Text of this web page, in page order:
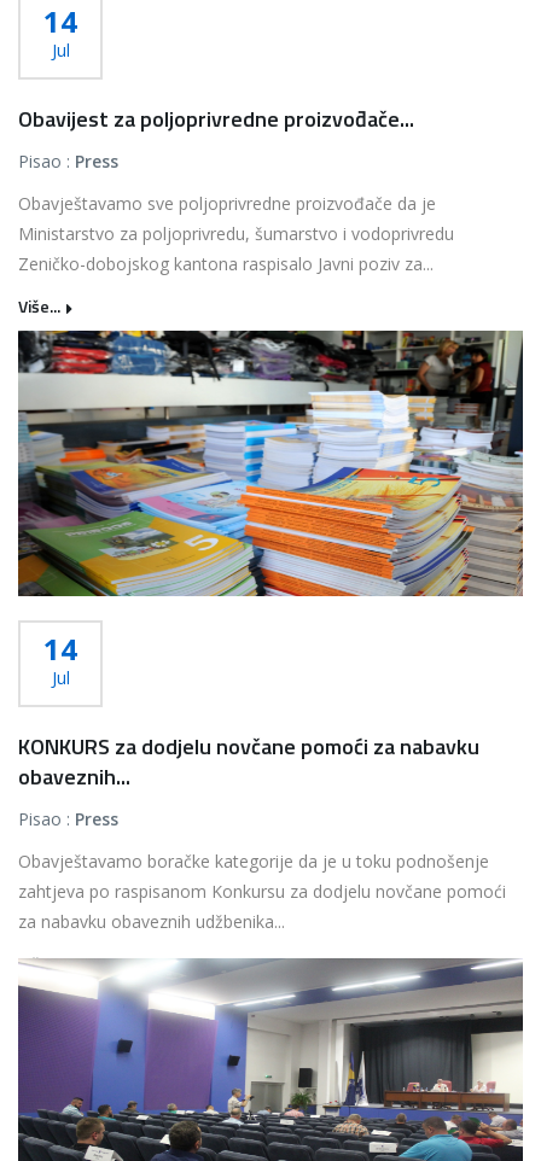
14
Jul
Obavijest za poljoprivredne proizvođače...
Pisao : Press
Obavještavamo sve poljoprivredne proizvođače da je
Ministarstvo za poljoprivredu, šumarstvo i vodoprivredu
Zeničko-dobojskog kantona raspisalo Javni poziv za...
Više...
14
Jul
KONKURS za dodjelu novčane pomoći za nabavku
obaveznih...
Pisao : Press
Obavještavamo boračke kategorije da je u toku podnošenje
zahtjeva po raspisanom Konkursu za dodjelu novčane pomoći
za nabavku obaveznih udžbenika...
Više...